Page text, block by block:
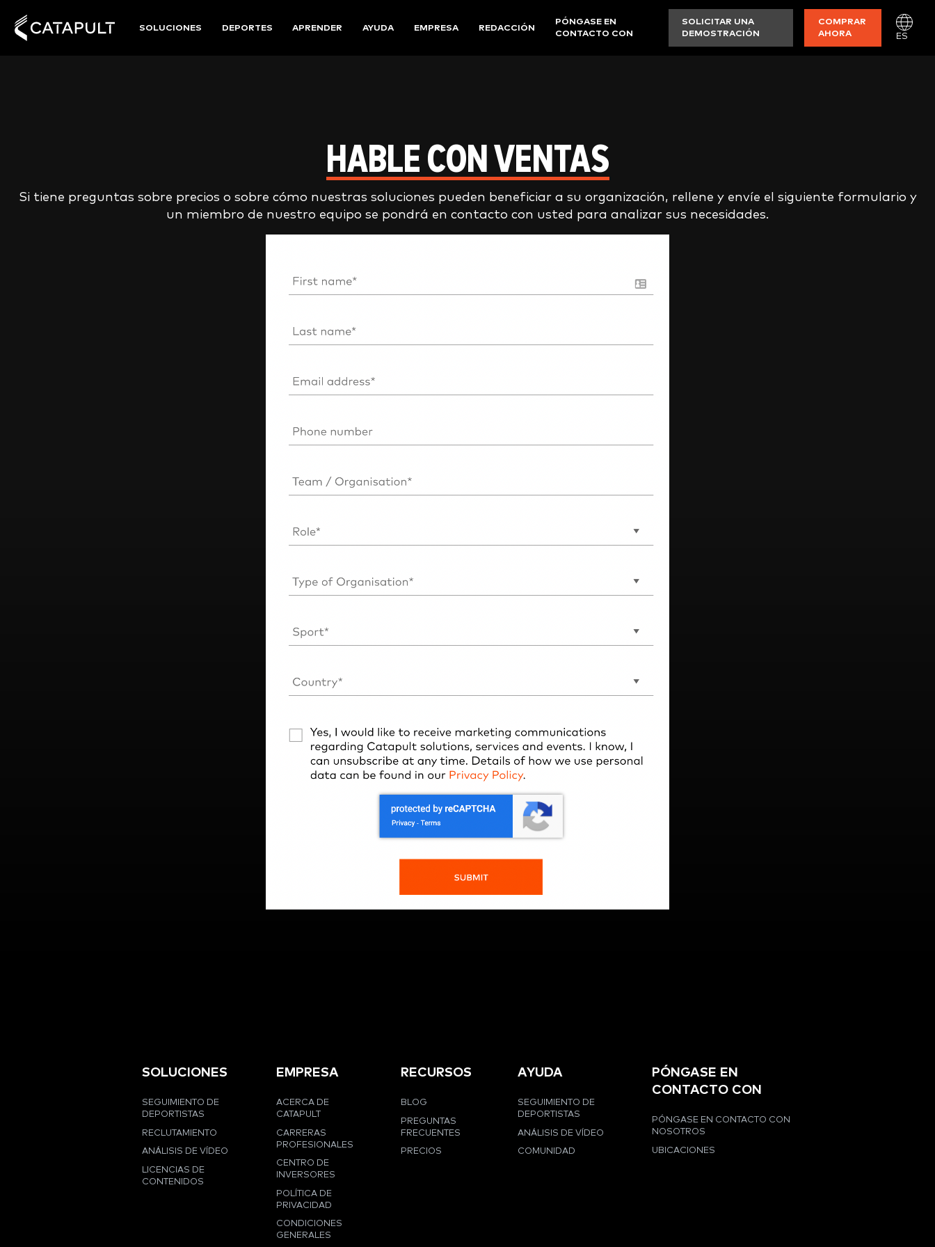
SOLUCIONES DEPORTES APRENDER AYUDA EMPRESA REDACCIÓN
PÓNGASE EN
CONTACTO CON
SOLICITAR UNA
DEMOSTRACIÓN
COMPRAR
AHORA
ES
HABLE CON VENTAS
Si tiene preguntas sobre precios o sobre cómo nuestras soluciones pueden beneficiar a su organización, rellene y envíe el siguiente formulario y
un miembro de nuestro equipo se pondrá en contacto con usted para analizar sus necesidades.
SOLUCIONES
SEGUIMIENTO DE
DEPORTISTAS
RECLUTAMIENTO
ANÁLISIS DE VÍDEO
LICENCIAS DE
CONTENIDOS
EMPRESA
ACERCA DE
CATAPULT
CARRERAS
PROFESIONALES
CENTRO DE
INVERSORES
POLÍTICA DE
PRIVACIDAD
CONDICIONES
GENERALES
RECURSOS
BLOG
PREGUNTAS
FRECUENTES
PRECIOS
AYUDA
SEGUIMIENTO DE
DEPORTISTAS
ANÁLISIS DE VÍDEO
COMUNIDAD
PÓNGASE EN
CONTACTO CON
PÓNGASE EN CONTACTO CON
NOSOTROS
UBICACIONES